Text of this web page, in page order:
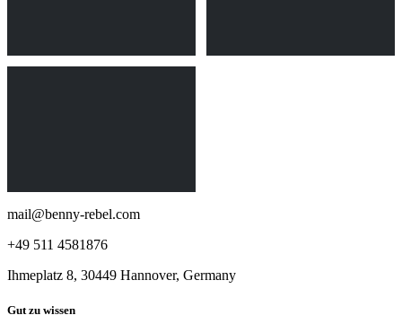
mail@benny-rebel.com
+49 511 4581876
Ihmeplatz 8, 30449 Hannover, Germany
Gut zu wissen